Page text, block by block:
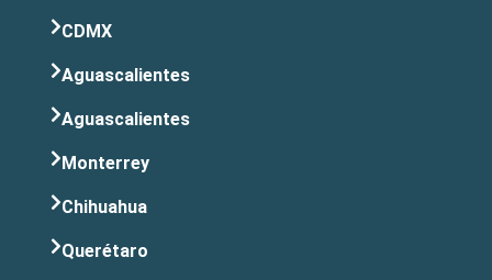
CDMX
Aguascalientes
Aguascalientes
Monterrey
Chihuahua
Querétaro